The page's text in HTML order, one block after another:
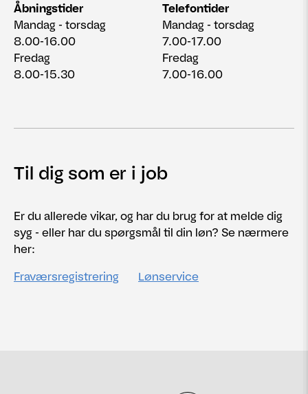
Åbningstider
Mandag - torsdag
8.00-16.00
Fredag
8.00-15.30
Telefontider
Mandag - torsdag
7.00-17.00
Fredag
7.00-16.00
Til dig som er i job
Er du allerede vikar, og har du brug for at melde dig
syg - eller har du spørgsmål til din løn? Se nærmere
her:
Fraværsregistrering
Lønservice